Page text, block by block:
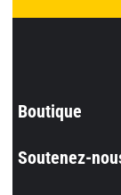
Boutique
Soutenez-